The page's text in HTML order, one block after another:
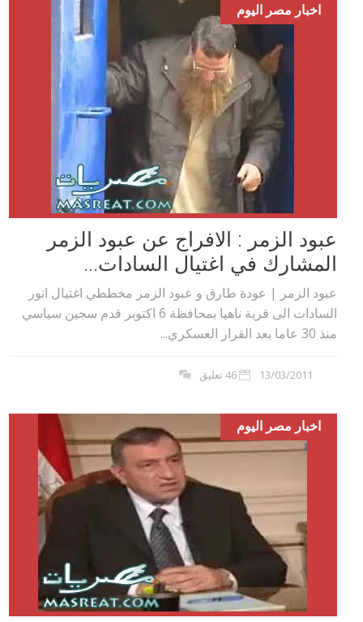
اخبار مصر اليوم
عبود الزمر : الافراج عن عبود الزمر
المشارك في اغتيال السادات...
عبود الزمر | عودة طارق و عبود الزمر مخططي اغتيال انور
السادات الى قرية ناهيا بمحافظة 6 اكتوبر قدم سجين سياسي
منذ 30 عاما بعد القرار العسكري...
13/03/2011 46 تعليق
اخبار مصر اليوم